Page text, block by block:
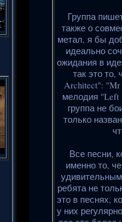
Группа
также о
метал, я бы
идеально
ожидания в
так это то,
Architect": "Mr
мелодия "Left
группа не
только
Все песни,
именно то,
ребята не
это в песнях,
у них